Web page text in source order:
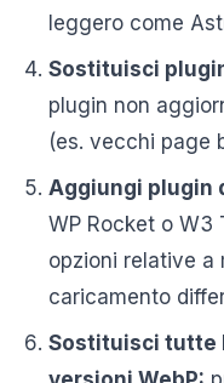
leggero come
Sostituisci
plugin non
(es. vecchi page
Aggiungi plugin
WP Rocket o W3
opzioni relative a
caricamento
Sostituisci tutte